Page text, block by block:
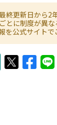
終更新日から2
とに制度が異
を公式サイトで